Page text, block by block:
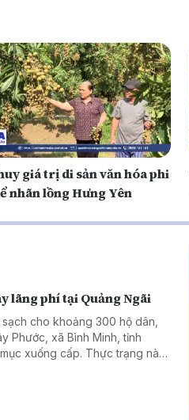
giá trị di sản văn hóa phi
nhãn lồng Hưng Yên
lãng phí tại Quảng Ngãi
cho khoảng 300 hộ dân,
Phước, xã Bình Minh, tỉnh
xuống cấp. Thực trạng này